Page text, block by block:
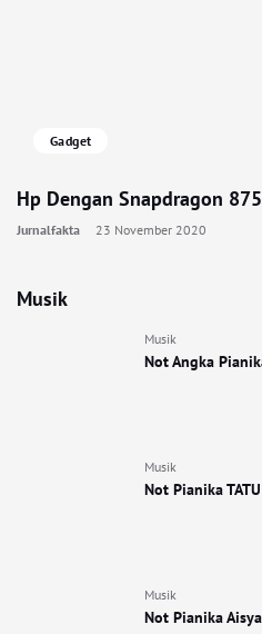
Musik
Musik
Not Angka
Musik
Not Pianika
Musik
Not Pianika
Gadget
Hp Dengan Snapdragon
Jurnalfakta 23 November 2020